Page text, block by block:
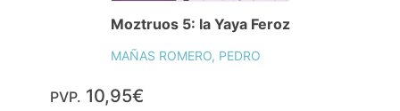
Moztruos 5: la Yaya Feroz
MAÑAS ROMERO, PEDRO
PVP. 10,95€